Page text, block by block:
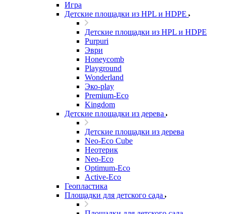
Игра
Детские площадки из HPL и HDPE
Детские площадки из HPL и HDPE
Purpuri
Эври
Honeycomb
Playground
Wonderland
Эко-play
Premium-Eco
Kingdom
Детские площадки из дерева
Детские площадки из дерева
Neo-Eco Cube
Неотерик
Neo-Eco
Оptimum-Еco
Active-Eco
Геопластика
Площадки для детского сада